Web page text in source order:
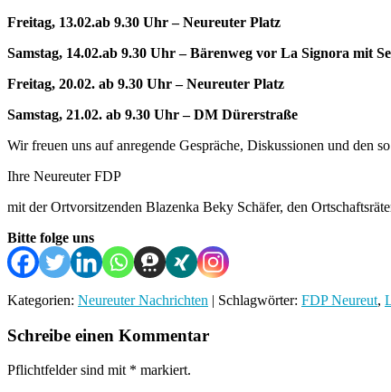
Freitag, 13.02.ab 9.30 Uhr – Neureuter Platz
Samstag, 14.02.ab 9.30 Uhr – Bärenweg vor La Signora mit
Freitag, 20.02. ab 9.30 Uhr – Neureuter Platz
Samstag, 21.02. ab 9.30 Uhr – DM Dürerstraße
Wir freuen uns auf anregende Gespräche, Diskussionen und den
Ihre Neureuter FDP
mit der Ortvorsitzenden Blazenka Beky Schäfer, den
Bitte folge uns
Kategorien: Neureuter Nachrichten | Schlagwörter: FDP Neureut,
Schreibe einen Kommentar
Pflichtfelder sind mit * markiert.